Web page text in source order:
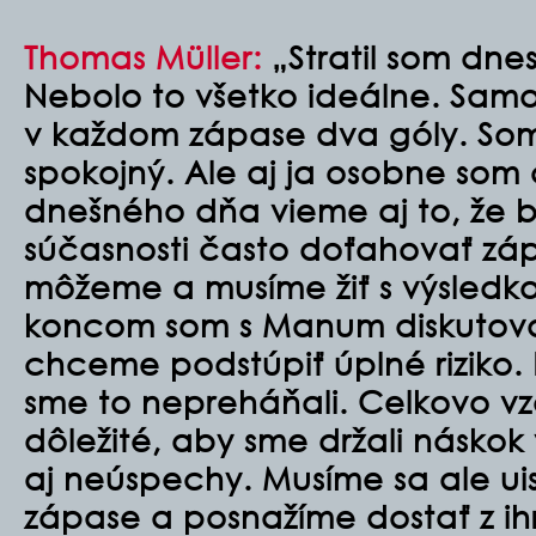
Thomas Müller: „Stratil som
Nebolo to všetko ideálne.
v každom zápase dva góly.
spokojný. Ale aj ja osobne
dnešného dňa vieme aj to, že
súčasnosti často doťahovať
môžeme a musíme žiť s
koncom som s Manum
chceme podstúpiť úplné riziko.
sme to nepreháňali. Celkovo
dôležité, aby sme držali
aj neúspechy. Musíme sa ale
zápase a posnažíme dostať z